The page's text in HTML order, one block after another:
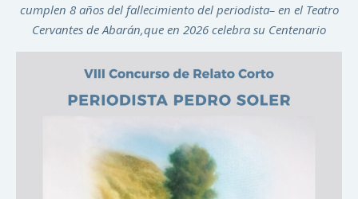
cumplen 8 años del fallecimiento del periodista– en el Teatro
Cervantes de Abarán,que en 2026 celebra su Centenario